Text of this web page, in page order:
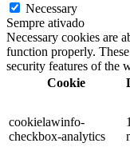
Necessary
Sempre ativado
Necessary cookies are
function properly.
security features of the
Cookie
cookielawinfo-
checkbox-analytics